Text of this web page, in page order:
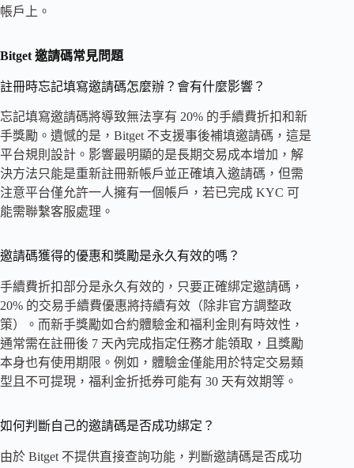
帳戶上。
Bitget 邀請碼常見問題
註冊時忘記填寫邀請碼怎麼辦？會有什麼影響？
忘記填寫邀請碼將導致無法享有 20% 的手續費折扣和新
手獎勵。遺憾的是，Bitget 不支援事後補填邀請碼，這是
平台規則設計。影響最明顯的是長期交易成本增加，解
決方法只能是重新註冊新帳戶並正確填入邀請碼，但需
注意平台僅允許一人擁有一個帳戶，若已完成 KYC 可
能需聯繫客服處理。
邀請碼獲得的優惠和獎勵是永久有效的嗎？
手續費折扣部分是永久有效的，只要正確綁定邀請碼，
20% 的交易手續費優惠將持續有效（除非官方調整政
策）。而新手獎勵如合約體驗金和福利金則有時效性，
通常需在註冊後 7 天內完成指定任務才能領取，且獎勵
本身也有使用期限。例如，體驗金僅能用於特定交易類
型且不可提現，福利金折抵券可能有 30 天有效期等。
如何判斷自己的邀請碼是否成功綁定？
由於 Bitget 不提供直接查詢功能，判斷邀請碼是否成功